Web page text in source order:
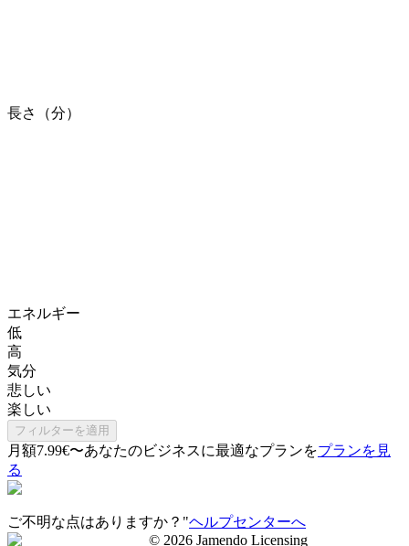
長さ（分）
エネルギー
低
高
気分
悲しい
楽しい
フィルターを適用
月額7.99€〜あなたのビジネスに最適なプランをプランを見
る
ご不明な点はありますか？"ヘルプセンターへ
© 2026 Jamendo Licensing